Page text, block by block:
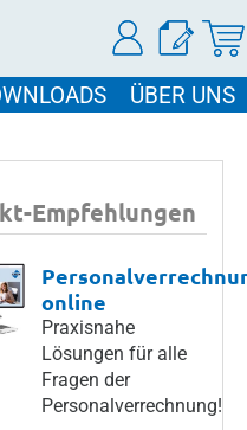
ÜBER UNS
Empfehlungen
online
Praxisnahe
Lösungen für alle
Fragen der
Personalverrechnung!